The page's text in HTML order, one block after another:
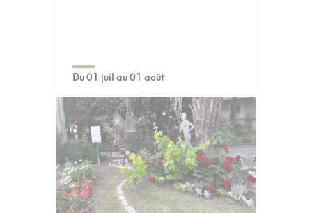
Du 01 juil au 01 août